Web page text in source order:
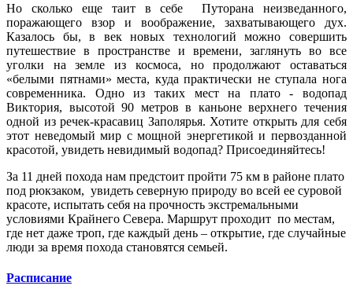
Но сколько еще таит в себе Путорана неизведанного,
поражающего взор и воображение, захватывающего дух.
Казалось бы, в век новых технологий можно совершить
путешествие в пространстве и времени, заглянуть во все
уголки на земле из космоса, но продолжают оставаться
«белыми пятнами» места, куда практически не ступала нога
современника. Одно из таких мест на плато - водопад
Виктория, высотой 90 метров в каньоне верхнего течения
одной из речек-красавиц Заполярья. Хотите открыть для себя
этот неведомый мир с мощной энергетикой и первозданной
красотой, увидеть невидимый водопад? Присоединяйтесь!
За 11 дней похода нам предстоит пройти 75 км в районе плато
под рюкзаком, увидеть северную природу во всей ее суровой
красоте, испытать себя на прочность экстремальными
условиями Крайнего Севера. Маршрут проходит по местам,
где нет даже троп, где каждый день – открытие, где случайные
люди за время похода становятся семьей.
Расписание